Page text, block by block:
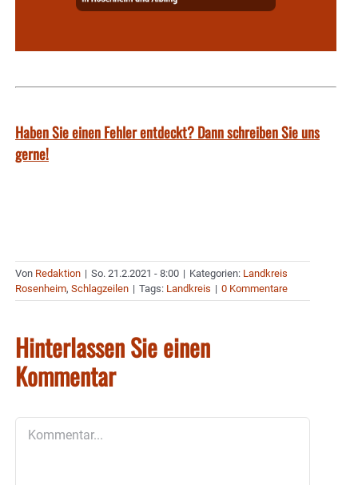
Haben Sie einen Fehler entdeckt? Dann schreiben Sie uns
gerne!
Von Redaktion | So. 21.2.2021 - 8:00 | Kategorien: Landkreis
Rosenheim, Schlagzeilen | Tags: Landkreis | 0 Kommentare
Hinterlassen Sie einen
Kommentar